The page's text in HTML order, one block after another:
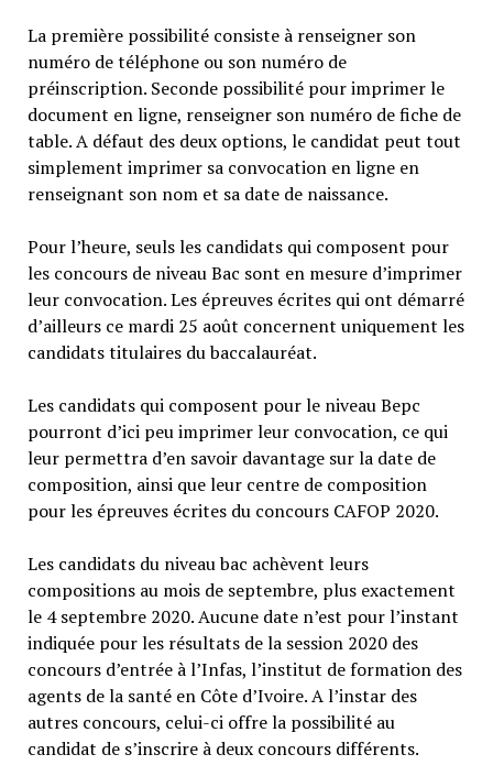
La première possibilité consiste à renseigner son
numéro de téléphone ou son numéro de
préinscription. Seconde possibilité pour imprimer le
document en ligne, renseigner son numéro de fiche de
table. A défaut des deux options, le candidat peut tout
simplement imprimer sa convocation en ligne en
renseignant son nom et sa date de naissance.
Pour l’heure, seuls les candidats qui composent pour
les concours de niveau Bac sont en mesure d’imprimer
leur convocation. Les épreuves écrites qui ont démarré
d’ailleurs ce mardi 25 août concernent uniquement les
candidats titulaires du baccalauréat.
Les candidats qui composent pour le niveau Bepc
pourront d’ici peu imprimer leur convocation, ce qui
leur permettra d’en savoir davantage sur la date de
composition, ainsi que leur centre de composition
pour les épreuves écrites du concours CAFOP 2020.
Les candidats du niveau bac achèvent leurs
compositions au mois de septembre, plus exactement
le 4 septembre 2020. Aucune date n’est pour l’instant
indiquée pour les résultats de la session 2020 des
concours d’entrée à l’Infas, l’institut de formation des
agents de la santé en Côte d’Ivoire. A l’instar des
autres concours, celui-ci offre la possibilité au
candidat de s’inscrire à deux concours différents.